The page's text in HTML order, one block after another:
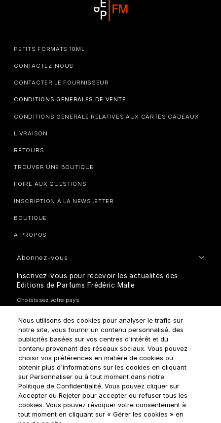
PETITS FORMATS 10ML
CONTACTEZ-NOUS
CONTACTER LE FOURNISSEUR
CONDITIONS GENERALES DE VENTE
CONDITIONS GENERALE RELATIVES AUX CARTES CADEAUX
LIVRAISON
RETOURS
TROUVER UNE BOUTIQUE
FOIRE AUX QUESTIONS
INSCRIPTION À LA NEWSLETTER
BOUTIQUE
A PROPOS
Abonnez-vous
Inscrivez-vous pour recevoir les actualités des
Editions de Parfums Frédéric Malle
Comment traitons-nous vos données personnelles?
Nous utilisons des cookies pour analyser le trafic sur
notre site, vous fournir un contenu personnalisé, des
publicités basées sur vos centres d'intérêt et du
contenu provenant des réseaux sociaux. Vous pouvez
choisir vos préférences en matière de cookies ou
obtenir plus d'informations sur les cookies en cliquant
sur Personnaliser ou à tout moment dans notre
Politique de Confidentialité. Vous pouvez cliquer sur
Accepter ou Rejeter pour accepter ou refuser tous les
cookies. Vous pouvez révoquer votre consentement à
tout moment en cliquant sur « Gérer les cookies » en